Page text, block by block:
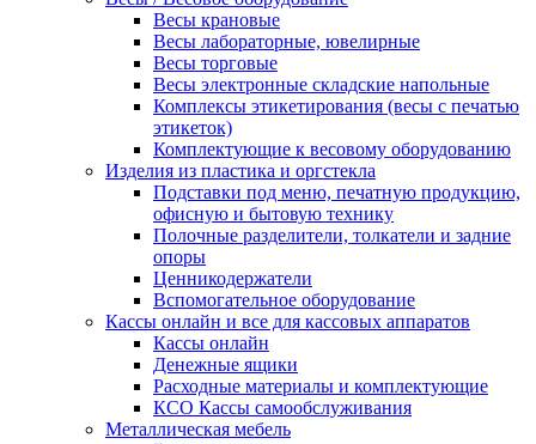
Весы крановые
Весы лабораторные, ювелирные
Весы торговые
Весы электронные складские напольные
Комплексы этикетирования (весы с печатью
этикеток)
Комплектующие к весовому оборудованию
Изделия из пластика и оргстекла
Подставки под меню, печатную продукцию,
офисную и бытовую технику
Полочные разделители, толкатели и задние
опоры
Ценникодержатели
Вспомогательное оборудование
Кассы онлайн и все для кассовых аппаратов
Кассы онлайн
Денежные ящики
Расходные материалы и комплектующие
КСО Кассы самообслуживания
Металлическая мебель